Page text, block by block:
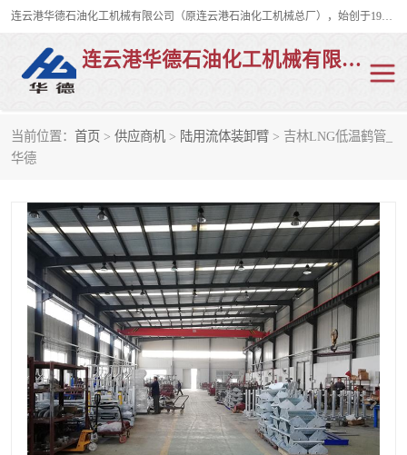
连云港华德石油化工机械有限公司（原连云港石油化工机械总厂），始创于1982年，是从事码头船用流体装卸臂、陆用流体装卸臂（鹤管）、活动梯、钢构平台、定量装车系统等全系列流体装卸设备的设计、制造、销售以及服务的专业供应商。
连云港华德石油化工机械有限公司
当前位置： 首页 > 供应商机 > 陆用流体装卸臂 > 吉林LNG低温鹤管_
华德陆用流体装卸臂
液氨鹤管 液氯鹤管
LNG鹤管 活动梯
平台栈桥 卸车鹤管
装车鹤管 输油臂
紧急脱离干式接头 火车鹤管
汽车鹤管 顶部鹤管